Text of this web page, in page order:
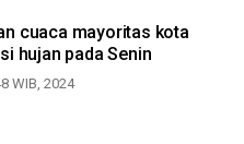
cuaca mayoritas kota
hujan pada Senin
WIB, 2024